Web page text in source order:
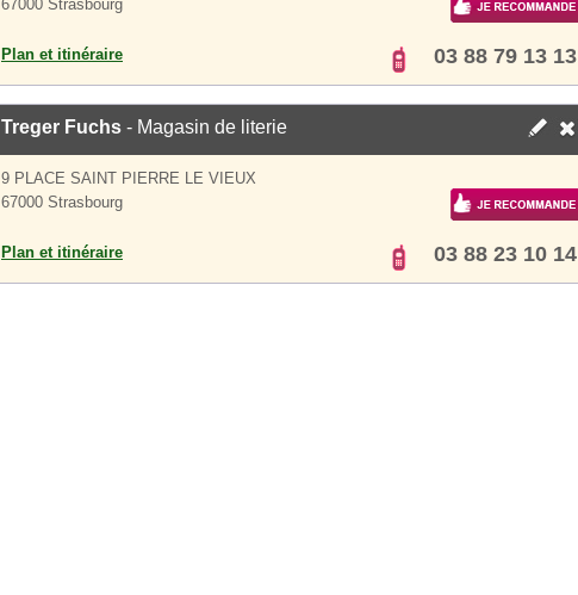
67000 Strasbourg
Plan et itinéraire 03 88 79 13 13
Treger Fuchs - Magasin de literie
9 PLACE SAINT PIERRE LE VIEUX
67000 Strasbourg
Plan et itinéraire 03 88 23 10 14